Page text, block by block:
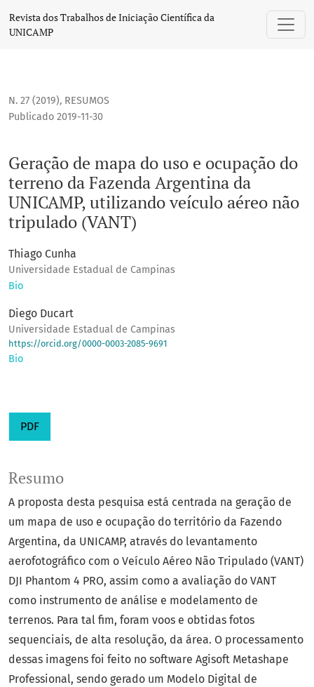
Geração de mapa do uso e ocupação do terreno da
Revista dos Trabalhos de Iniciação Científica da
UNICAMP
N. 27 (2019), RESUMOS
Geração de mapa do uso e ocupação do
terreno da Fazenda Argentina da
UNICAMP, utilizando veículo aéreo não
tripulado (VANT)
Publicado 2019-11-30
Thiago Cunha
Universidade Estadual de Campinas
Bio
Diego Ducart
Universidade Estadual de Campinas
https://orcid.org/0000-0003-2085-9691
Bio
PDF
Resumo
A proposta desta pesquisa está centrada na geração de
um mapa de uso e ocupação do território da Fazendo
Argentina, da UNICAMP, através do levantamento
aerofotográfico com o Veículo Aéreo Não Tripulado (VANT)
DJI Phantom 4 PRO, assim como a avaliação do VANT
como instrumento de análise e modelamento de
terrenos. Para tal fim, foram voos e obtidas fotos
sequenciais, de alta resolução, da área. O processamento
dessas imagens foi feito no software Agisoft Metashape
Professional, sendo gerado um Modelo Digital de